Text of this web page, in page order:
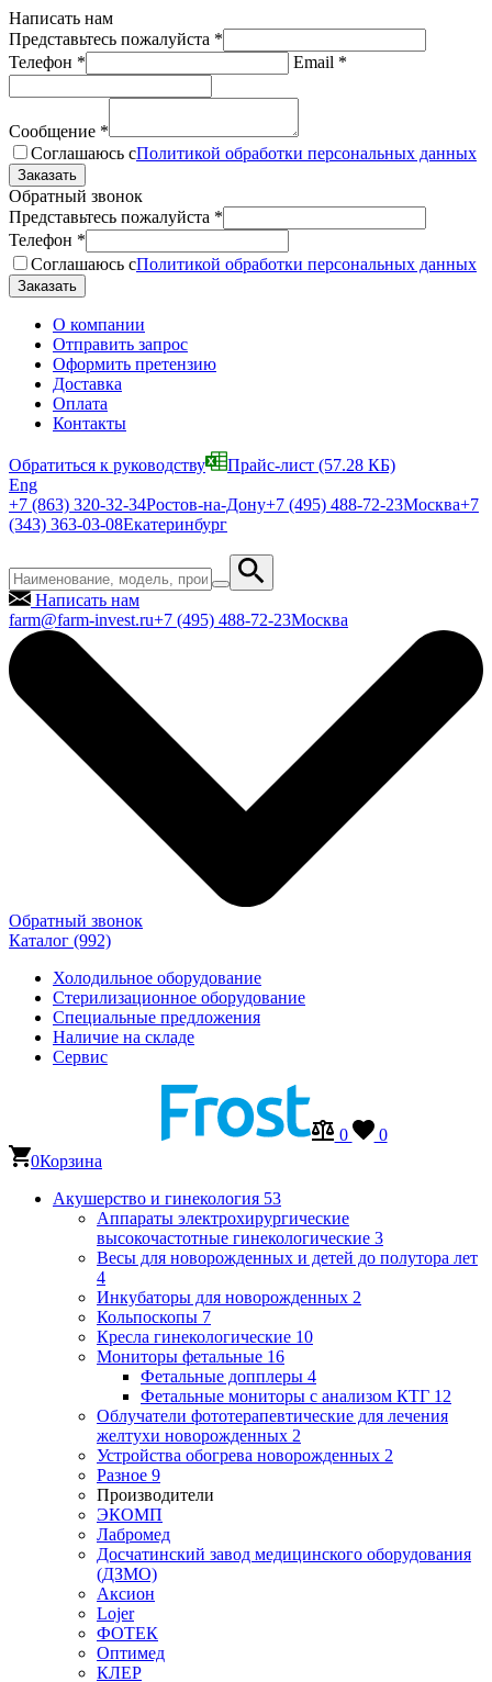
Написать нам
Представьтесь пожалуйста *
Телефон * Email *
Сообщение *
Соглашаюсь сПолитикой обработки персональных данных
Обратный звонок
Представьтесь пожалуйста *
Телефон *
Соглашаюсь сПолитикой обработки персональных данных
О компании
Отправить запрос
Оформить претензию
Доставка
Оплата
Контакты
Обратиться к руководству Прайс-лист (57.28 КБ)
Eng
+7 (863) 320-32-34Ростов-на-Дону+7 (495) 488-72-23Москва+7
(343) 363-03-08Екатеринбург
Написать нам
farm@farm-invest.ru+7 (495) 488-72-23Москва
Обратный звонок
Каталог (992)
Холодильное оборудование
Стерилизационное оборудование
Специальные предложения
Наличие на складе
Сервис
0
0
0Корзина
Акушерство и гинекология 53
Аппараты электрохирургические
высокочастотные гинекологические 3
Весы для новорожденных и детей до полутора лет
4
Инкубаторы для новорожденных 2
Кольпоскопы 7
Кресла гинекологические 10
Мониторы фетальные 16
Фетальные допплеры 4
Фетальные мониторы с анализом КТГ 12
Облучатели фототерапевтические для лечения
желтухи новорожденных 2
Устройства обогрева новорожденных 2
Разное 9
Производители
ЭКОМП
Лабромед
Досчатинский завод медицинского оборудования
(ДЗМО)
Аксион
Lojer
ФОТЕК
Оптимед
КЛЕР